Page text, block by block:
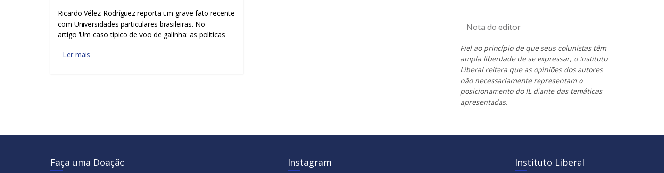
Ricardo Vélez-Rodríguez reporta um grave fato recente
com Universidades particulares brasileiras. No
artigo ‘Um caso típico de voo de galinha: as políticas
Ler mais
Nota do editor
Fiel ao princípio de que seus colunistas têm
ampla liberdade de se expressar, o Instituto
Liberal reitera que as opiniões dos autores
não necessariamente representam o
posicionamento do IL diante das temáticas
apresentadas.
Faça uma Doação Instagram Instituto Liberal